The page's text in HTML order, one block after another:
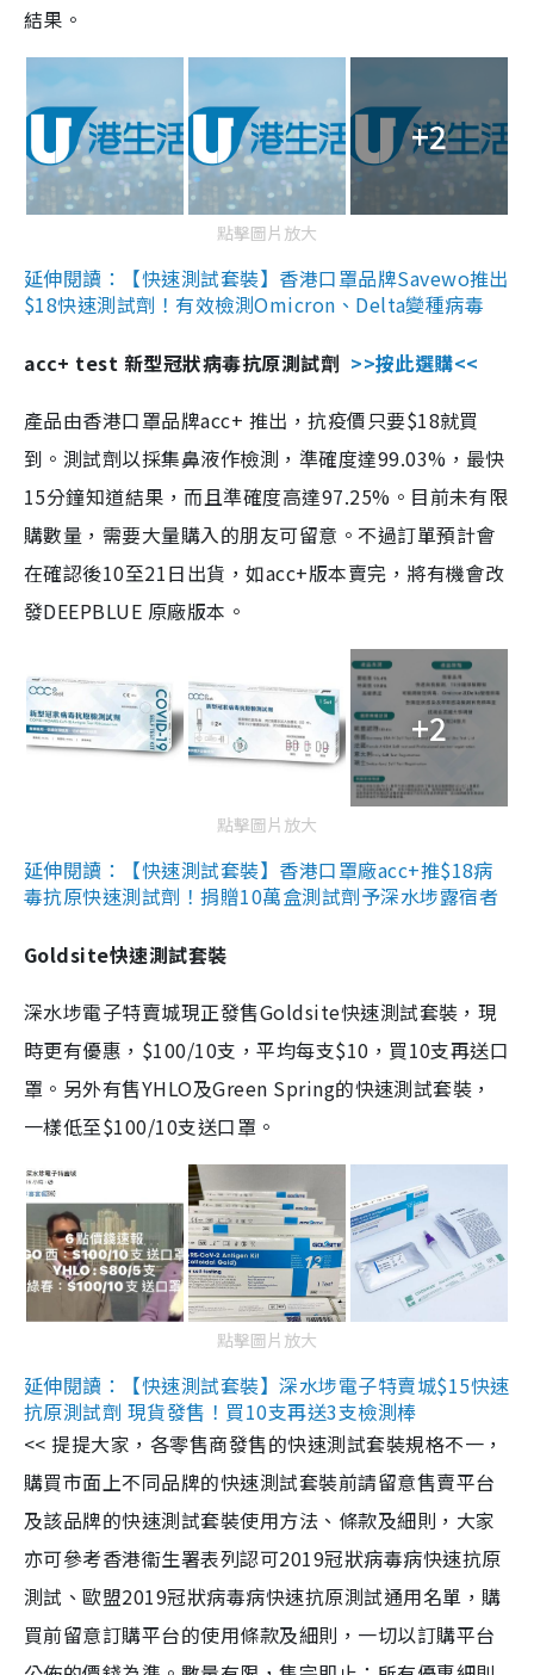
結果。
+2
點擊圖片放大
延伸閱讀：【快速測試套裝】香港口罩品牌Savewo推出
$18快速測試劑！有效檢測Omicron、Delta變種病毒
acc+ test 新型冠狀病毒抗原測試劑 >>按此選購<<
產品由香港口罩品牌acc+ 推出，抗疫價只要$18就買
到。測試劑以採集鼻液作檢測，準確度達99.03%，最快
15分鐘知道結果，而且準確度高達97.25%。目前未有限
購數量，需要大量購入的朋友可留意。不過訂單預計會
在確認後10至21日出貨，如acc+版本賣完，將有機會改
發DEEPBLUE 原廠版本。
+2
點擊圖片放大
延伸閱讀：【快速測試套裝】香港口罩廠acc+推$18病
毒抗原快速測試劑！捐贈10萬盒測試劑予深水埗露宿者
Goldsite快速測試套裝
深水埗電子特賣城現正發售Goldsite快速測試套裝，現
時更有優惠，$100/10支，平均每支$10，買10支再送口
罩。另外有售YHLO及Green Spring的快速測試套裝，
一樣低至$100/10支送口罩。
點擊圖片放大
延伸閱讀：【快速測試套裝】深水埗電子特賣城$15快速
抗原測試劑 現貨發售！買10支再送3支檢測棒
<< 提提大家，各零售商發售的快速測試套裝規格不一，
購買市面上不同品牌的快速測試套裝前請留意售賣平台
及該品牌的快速測試套裝使用方法、條款及細則，大家
亦可參考香港衞生署表列認可2019冠狀病毒病快速抗原
測試、歐盟2019冠狀病毒病快速抗原測試通用名單，購
買前留意訂購平台的使用條款及細則，一切以訂購平台